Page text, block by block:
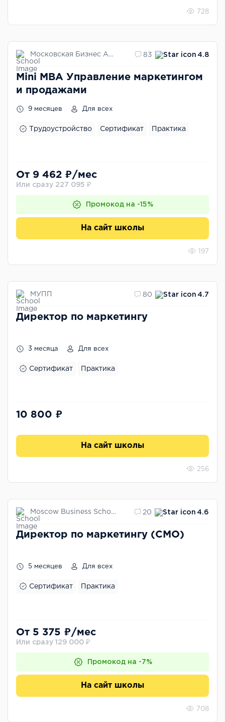
728
Московская Бизнес Академия 83 4.8
Mini MBA Управление маркетингом
и продажами
9 месяцев Для всех
Трудоустройство Сертификат Практика
От 9 462 ₽/мес
Или сразу 227 095 ₽
Промокод на -15%
На сайт школы
197
МУПП 80 4.7
Директор по маркетингу
3 месяца Для всех
Сертификат Практика
10 800 ₽
На сайт школы
256
Moscow Business School 20 4.6
Директор по маркетингу (СМО)
5 месяцев Для всех
Сертификат Практика
От 5 375 ₽/мес
Или сразу 129 000 ₽
Промокод на -7%
На сайт школы
708